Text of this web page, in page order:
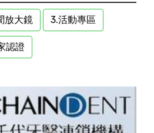
放大鏡 3.活動專區
認證